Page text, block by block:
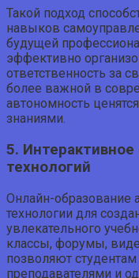
Такой подход
навыков
будущей
эффективно
ответственность за
более важной в
автономность
знаниями.
5. Интерактивное
технологий
Онлайн-образование
технологии для
увлекательного
классы, форумы,
позволяют
преподавателями и